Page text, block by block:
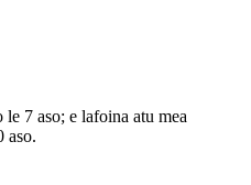
7 aso; e lafoina atu mea
aso.